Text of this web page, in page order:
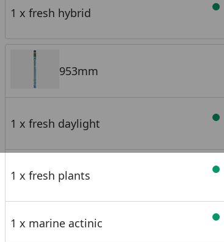
1 x fresh hybrid
953mm
1 x fresh daylight
1 x fresh plants
1 x marine actinic